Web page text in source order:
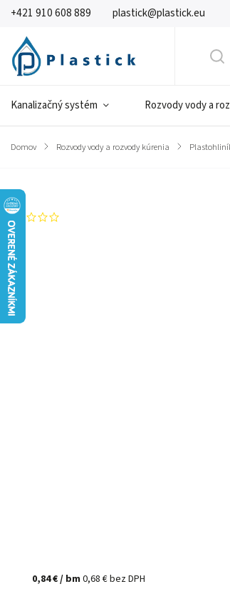
+421 910 608 889 plastick@plastick.eu
Kanalizačný systém Rozvody vody a
Domov / Rozvody vody a rozvody kúrenia /
Značka:
0,84 €/ bm0,68 € bez DPH